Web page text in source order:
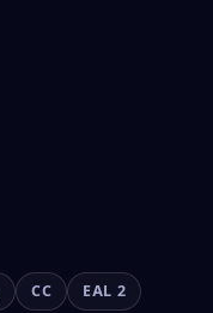
CC EAL 2